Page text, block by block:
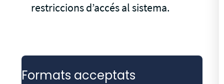
restriccions d’accés al sistema.
Formats acceptats